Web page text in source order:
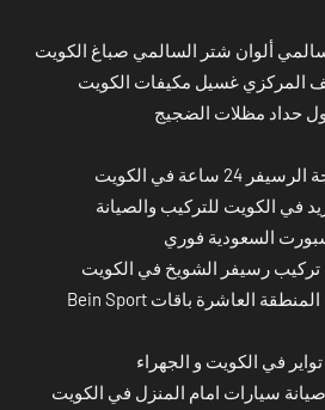
ألوان شتر السالمي صباغ الكويت
المركزي غسيل مكيفات الكويت
حداد مظلات الضجيج
ساعة في الكويت
في الكويت للتركيب والصيانة
السعودية فوري
رسيفر الشويخ في الكويت
اشتراك بي ان سبورت المنطقة العاشرة باقات Bein Sport
في الكويت و الجهراء
سيارات امام المنزل في الكويت